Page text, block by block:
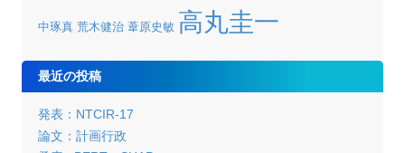
中琢真 荒木健治 葦原史敏 高丸圭一
最近の投稿
発表：NTCIR-17
論文：計画行政